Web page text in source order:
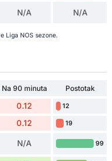
N/A N/A
Liga NOS sezone.
Na 90 minuta
Postotak
0.12 12
0.12 19
N/A 99